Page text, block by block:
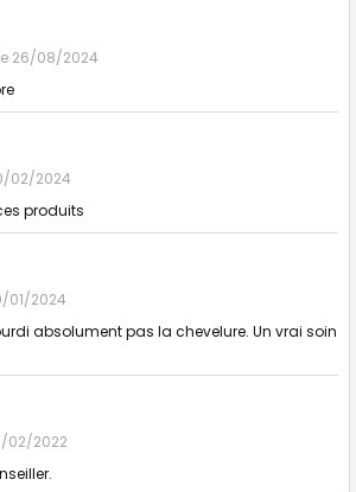
26/08/2024
02/2024
produits
01/2024
absolument pas la chevelure. Un vrai soin
02/2022